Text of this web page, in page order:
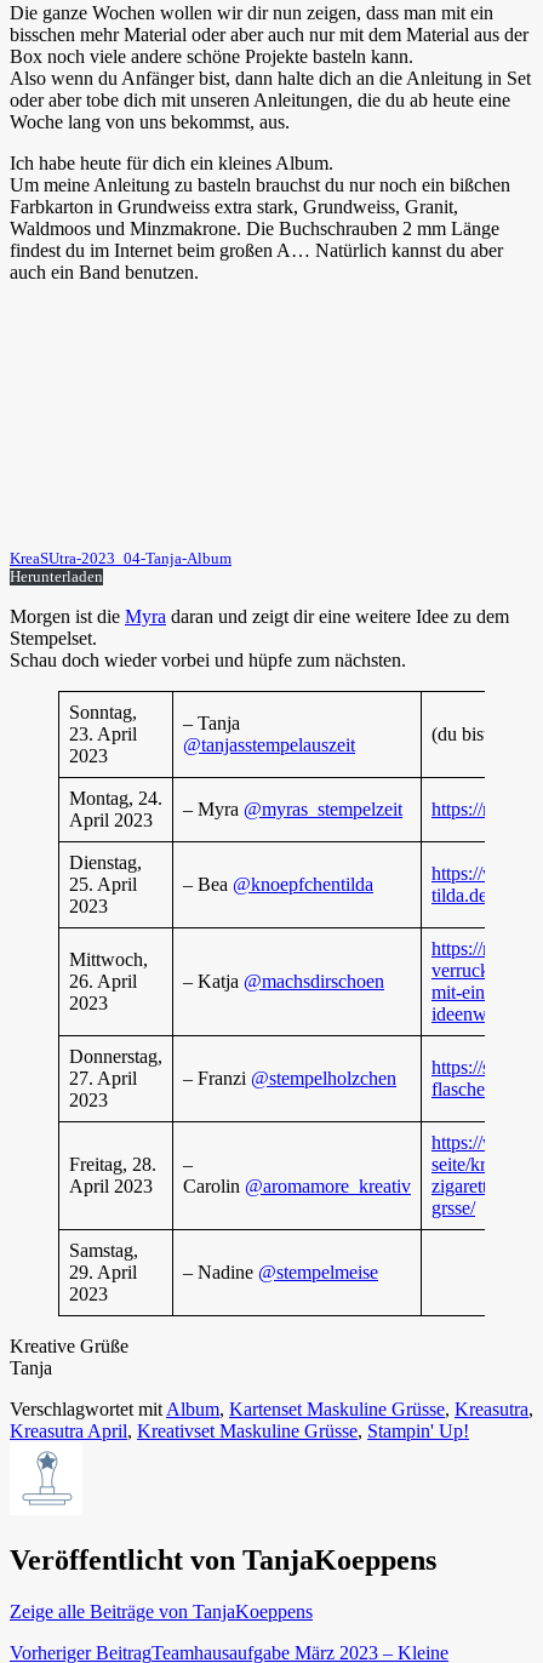
Die ganze Wochen wollen wir dir nun zeigen, dass man mit ein
bisschen mehr Material oder aber auch nur mit dem Material aus der
Box noch viele andere schöne Projekte basteln kann.
Also wenn du Anfänger bist, dann halte dich an die Anleitung in Set
oder aber tobe dich mit unseren Anleitungen, die du ab heute eine
Woche lang von uns bekommst, aus.
Ich habe heute für dich ein kleines Album.
Um meine Anleitung zu basteln brauchst du nur noch ein bißchen
Farbkarton in Grundweiss extra stark, Grundweiss, Granit,
Waldmoos und Minzmakrone. Die Buchschrauben 2 mm Länge
findest du im Internet beim großen A… Natürlich kannst du aber
auch ein Band benutzen.
KreaSUtra-2023_04-Tanja-Album
Herunterladen
Morgen ist die Myra daran und zeigt dir eine weitere Idee zu dem
Stempelset.
Schau doch wieder vorbei und hüpfe zum nächsten.
Sonntag,
23. April
2023
– Tanja
@tanjasstempelauszeit
(du bist
Montag, 24.
April 2023
– Myra @myras_stempelzeit https://myras-
Dienstag,
25. April
2023
– Bea @knoepfchentilda
https://
tilda.de/post/
Mittwoch,
26. April
2023
– Katja @machsdirschoen
https://
verruckt-
mit-einem-
ideenwoche-4/
Donnerstag,
27. April
2023
– Franzi @stempelholzchen
https://
flaschen-
Freitag, 28.
April 2023
–
Carolin @aromamore_kreativ
https://
seite/
grsse/
Samstag,
29. April
2023
– Nadine @stempelmeise
Kreative Grüße
Tanja
Verschlagwortet mit Album, Kartenset Maskuline Grüsse, Kreasutra,
Kreasutra April, Kreativset Maskuline Grüsse, Stampin' Up!
Veröffentlicht von TanjaKoeppens
Zeige alle Beiträge von TanjaKoeppens
Beitragsnavigation
Vorheriger BeitragTeamhausaufgabe März 2023 – Kleine